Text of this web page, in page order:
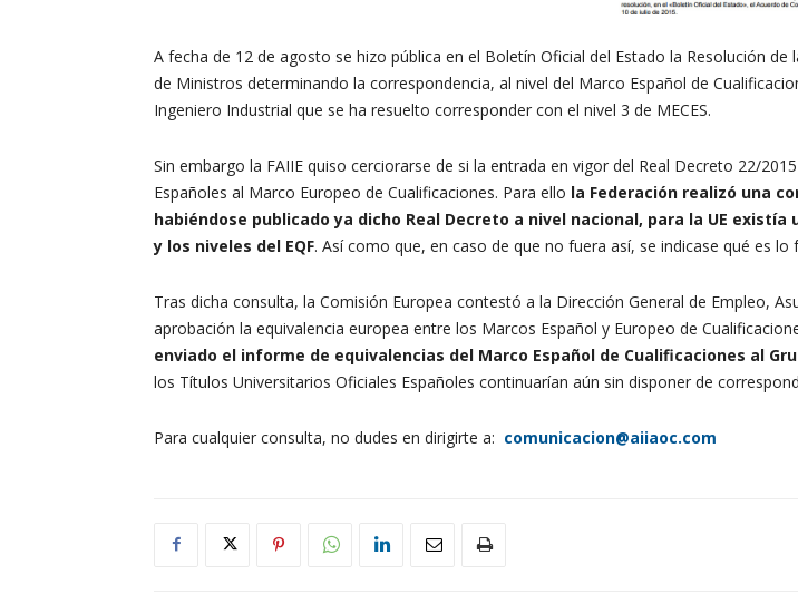
A fecha de 12 de agosto se hizo pública en el Boletín Oficial del Estado la Resolución
de Ministros determinando la correspondencia, al nivel del Marco Español de
Ingeniero Industrial que se ha resuelto corresponder con el nivel 3 de MECES.
Sin embargo la FAIIE quiso cerciorarse de si la entrada en vigor del Real Decreto 22/
Españoles al Marco Europeo de Cualificaciones. Para ello la Federación realizó una
habiéndose publicado ya dicho Real Decreto a nivel nacional, para la UE
y los niveles del EQF. Así como que, en caso de que no fuera así, se indicase qué es lo
Tras dicha consulta, la Comisión Europea contestó a la Dirección General de Empleo,
aprobación la equivalencia europea entre los Marcos Español y Europeo de
enviado el informe de equivalencias del Marco Español de Cualificaciones al
los Títulos Universitarios Oficiales Españoles continuarían aún sin disponer de
Para cualquier consulta, no dudes en dirigirte a: comunicacion@aiiaoc.com